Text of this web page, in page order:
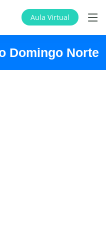
Aula Virtual
Domingo Norte